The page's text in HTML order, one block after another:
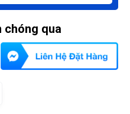
chóng qua